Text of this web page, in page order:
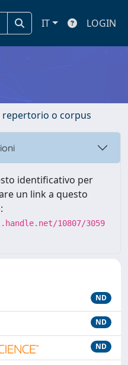
IT LOGIN
repertorio o corpus
identificativo per
un link a questo
10807/3059
ND
ND
ND